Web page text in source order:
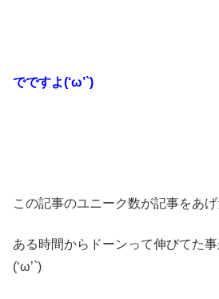
でですよ(‘ω’`)
この記事のユニーク数が記事をあ
ある時間からドーンって伸びてた
(‘ω’`)